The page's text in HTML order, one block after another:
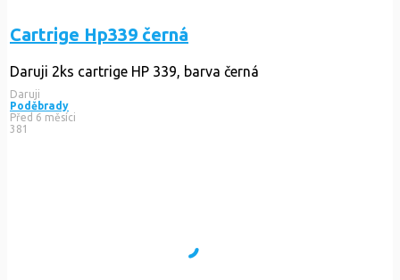
Cartrige Hp339 černá
Daruji 2ks cartrige HP 339, barva černá
Daruji
Poděbrady
Před 6 měsíci
381